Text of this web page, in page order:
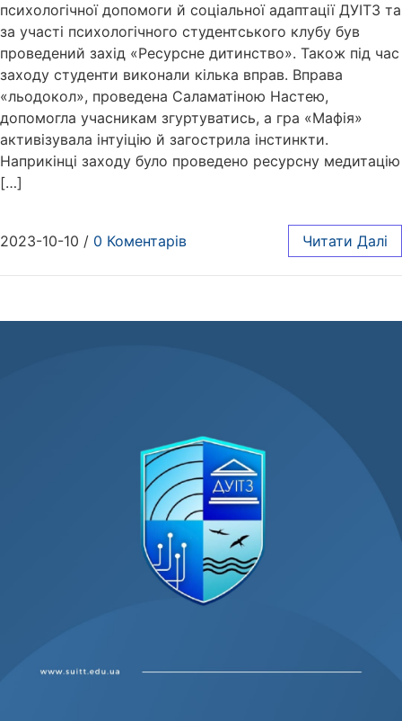
психологічної допомоги й соціальної адаптації ДУІТЗ та
за участі психологічного студентського клубу був
проведений захід «Ресурсне дитинство». Також під час
заходу студенти виконали кілька вправ. Вправа
«льодокол», проведена Саламатіною Настею,
допомогла учасникам згуртуватись, а гра «Мафія»
активізувала інтуіцію й загострила інстинкти.
Наприкінці заходу було проведено ресурсну медитацію
[…]
2023-10-10 / 0 Коментарів Читати Далі